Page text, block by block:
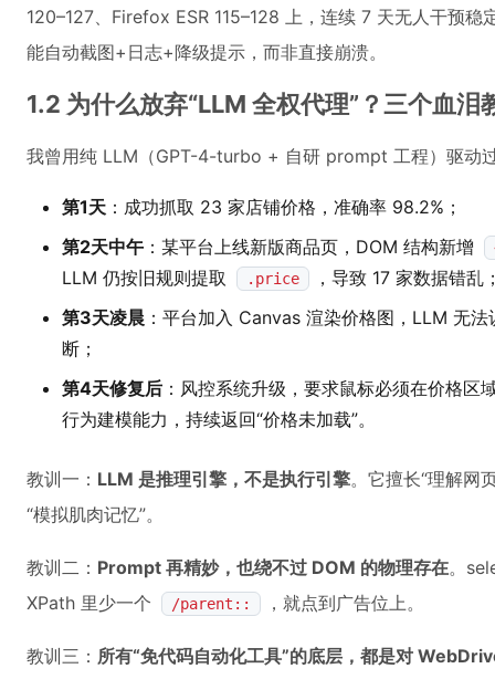
120–127、Firefox ESR 115–128 上，连续 7 天无人干预
能自动截图+日志+降级提示，而非直接崩溃。
1.2 为什么放弃“LLM 全权代理”？三个血泪
我曾用纯 LLM（GPT-4-turbo + 自研 prompt 工程）驱动
第1天 ：成功抓取 23 家店铺价格，准确率 98.2%；
第2天中午 ：某平台上线新版商品页，DOM 结构新增
LLM 仍按旧规则提取 .price
，导致 17 家数据错乱
第3天凌晨 ：平台加入 Canvas 渲染价格图，LLM 无
断；
第4天修复后 ：风控系统升级，要求鼠标必须在价格
行为建模能力，持续返回“价格未加载”。
教训一： LLM 是推理引擎，不是执行引擎。它擅长“理解网
“模拟肌肉记忆”。
教训二： Prompt 再精妙，也绕不过 DOM 的物理存在。
XPath 里少一个
/parent:: ，就点到广告位上。
教训三： 所有“免代码自动化工具”的底层，都是对